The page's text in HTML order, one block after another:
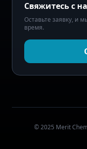
Свяжитесь с
Оставьте заявку, и
время.
© 2025 Merit